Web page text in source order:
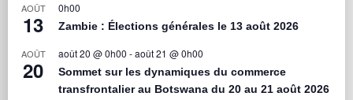
AOÛT
13
0h00
Zambie : Élections générales le 13 août 2026
AOÛT
20
août 20 @ 0h00 -août 21 @ 0h00
Sommet sur les dynamiques du commerce
transfrontalier au Botswana du 20 au 21 août 2026